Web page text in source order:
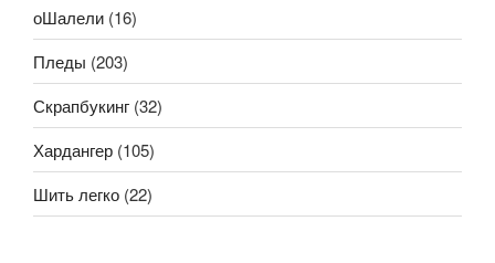
оШалели (16)
Пледы (203)
Скрапбукинг (32)
Хардангер (105)
Шить легко (22)